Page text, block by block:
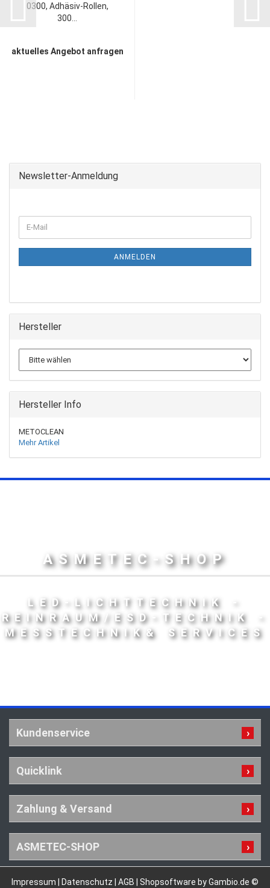
0300, Adhäsiv-Rollen,
300...
aktuelles Angebot anfragen
Newsletter-Anmeldung
ANMELDEN
Hersteller
Hersteller Info
METOCLEAN
Mehr Artikel
ASMETEC-SHOP
LED-LICHTTECHNIK -
REINRAUM/ESD-TECHNIK -
MESSTECHNIK& SERVICES
Kundenservice
Quicklink
Zahlung & Versand
ASMETEC-SHOP
Impressum | Datenschutz | AGB | Shopsoftware by Gambio.de ©